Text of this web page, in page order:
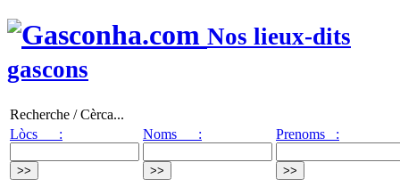
Nos lieux-dits
gascons
Recherche / Cèrca...
Lòcs :
Noms : Prenoms :